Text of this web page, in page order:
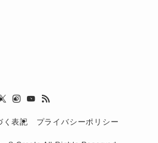
く表記 プライバシーポリシー